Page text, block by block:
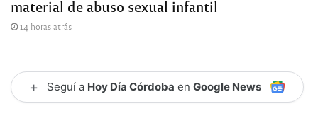
material de abuso sexual infantil
14 horas atrás
+ Seguí a Hoy Día Córdoba en Google News